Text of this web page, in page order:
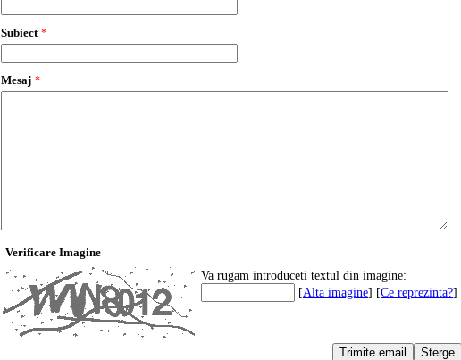
Subiect *
Mesaj *
Verificare Imagine
Va rugam introduceti textul din imagine:
[Alta imagine] [Ce reprezinta?]